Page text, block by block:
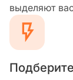
выделяют